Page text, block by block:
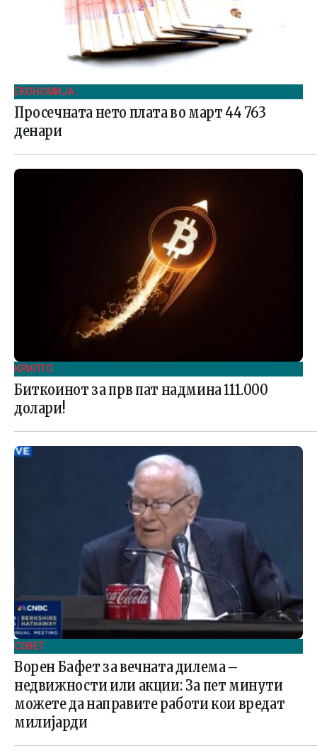
ЕКОНОМИЈА .
Просечната нето плата во март 44 763
денари
КРИПТО
Биткоинот за прв пат надмина 111.000
долари!
СОВЕТ
Ворен Бафет за вечната дилема –
недвижности или акции: За пет минути
можете да направите работи кои вредат
милијарди